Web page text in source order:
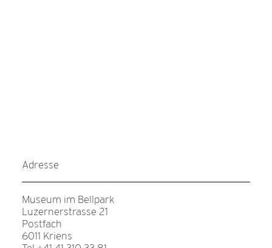
Adresse
Museum im Bellpark
Luzernerstrasse 21
Postfach
6011 Kriens